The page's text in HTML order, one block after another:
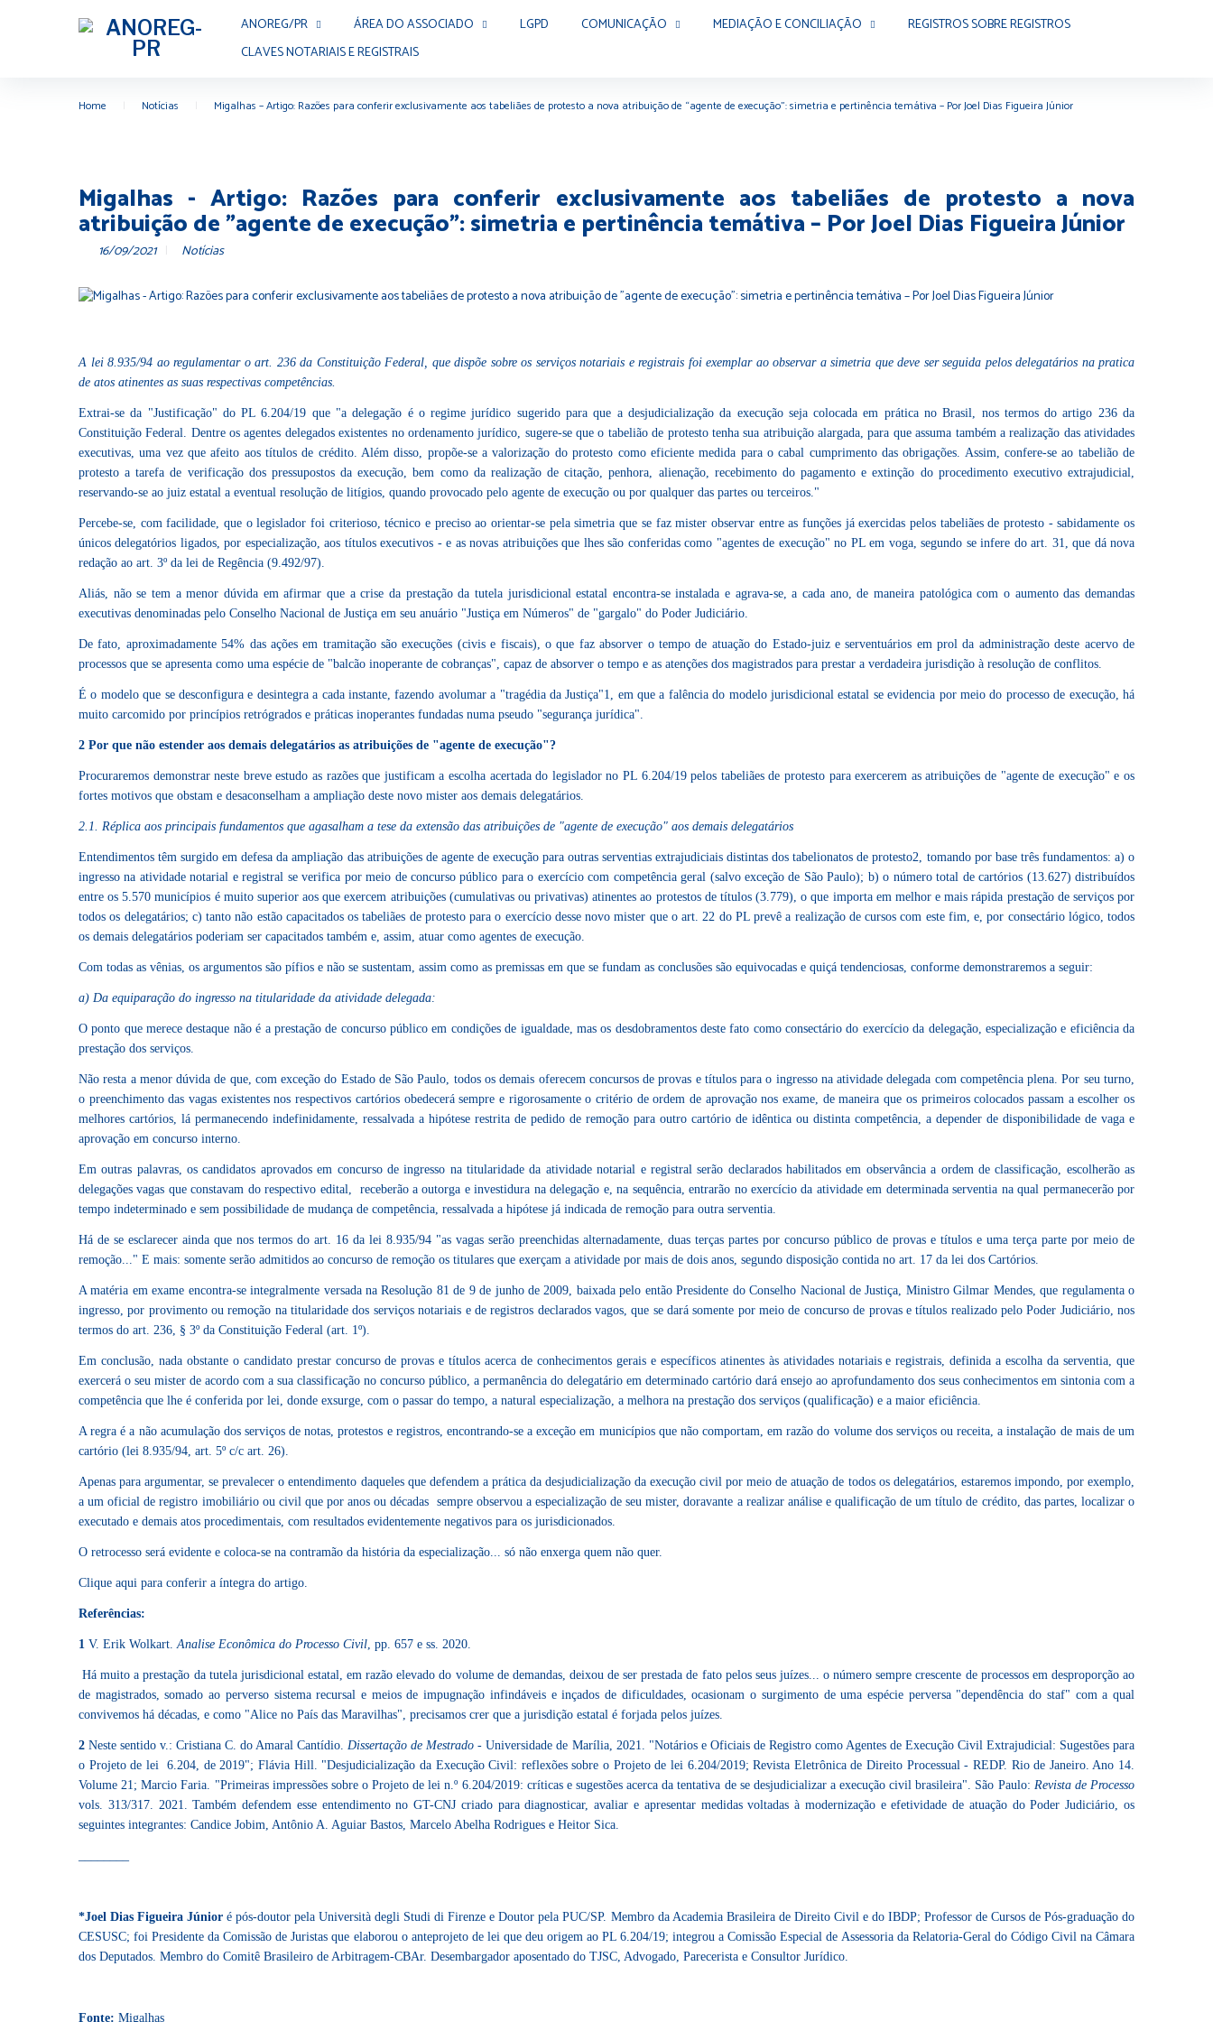
ANOREG/PR ÁREA DO ASSOCIADO LGPD COMUNICAÇÃO MEDIAÇÃO E CONCILIAÇÃO
REGISTROS SOBRE REGISTROS
CLAVES NOTARIAIS E REGISTRAIS
Home Notícias Migalhas – Artigo: Razões para conferir exclusivamente aos tabeliães de protesto a nova atribuição de “agente de execução”: simetria e pertinência temátiva – Por Joel Dias Figueira Júnior
Migalhas - Artigo: Razões para conferir exclusivamente aos tabeliães de protesto a nova
atribuição de "agente de execução": simetria e pertinência temátiva – Por Joel Dias Figueira Júnior
16/09/2021 Notícias
A lei 8.935/94 ao regulamentar o art. 236 da Constituição Federal, que dispõe sobre os serviços notariais e registrais foi exemplar ao observar a simetria que deve ser seguida pelos delegatários na pratica
de atos atinentes as suas respectivas competências.
Extrai-se da "Justificação" do PL 6.204/19 que "a delegação é o regime jurídico sugerido para que a desjudicialização da execução seja colocada em prática no Brasil, nos termos do artigo 236 da
Constituição Federal. Dentre os agentes delegados existentes no ordenamento jurídico, sugere-se que o tabelião de protesto tenha sua atribuição alargada, para que assuma também a realização das atividades
executivas, uma vez que afeito aos títulos de crédito. Além disso, propõe-se a valorização do protesto como eficiente medida para o cabal cumprimento das obrigações. Assim, confere-se ao tabelião de
protesto a tarefa de verificação dos pressupostos da execução, bem como da realização de citação, penhora, alienação, recebimento do pagamento e extinção do procedimento executivo extrajudicial,
reservando-se ao juiz estatal a eventual resolução de litígios, quando provocado pelo agente de execução ou por qualquer das partes ou terceiros."
Percebe-se, com facilidade, que o legislador foi criterioso, técnico e preciso ao orientar-se pela simetria que se faz mister observar entre as funções já exercidas pelos tabeliães de protesto - sabidamente os
únicos delegatórios ligados, por especialização, aos títulos executivos - e as novas atribuições que lhes são conferidas como "agentes de execução" no PL em voga, segundo se infere do art. 31, que dá nova
redação ao art. 3º da lei de Regência (9.492/97).
Aliás, não se tem a menor dúvida em afirmar que a crise da prestação da tutela jurisdicional estatal encontra-se instalada e agrava-se, a cada ano, de maneira patológica com o aumento das demandas
executivas denominadas pelo Conselho Nacional de Justiça em seu anuário "Justiça em Números" de "gargalo" do Poder Judiciário.
De fato, aproximadamente 54% das ações em tramitação são execuções (civis e fiscais), o que faz absorver o tempo de atuação do Estado-juiz e serventuários em prol da administração deste acervo de
processos que se apresenta como uma espécie de "balcão inoperante de cobranças", capaz de absorver o tempo e as atenções dos magistrados para prestar a verdadeira jurisdição à resolução de conflitos.
É o modelo que se desconfigura e desintegra a cada instante, fazendo avolumar a "tragédia da Justiça"1, em que a falência do modelo jurisdicional estatal se evidencia por meio do processo de execução, há
muito carcomido por princípios retrógrados e práticas inoperantes fundadas numa pseudo "segurança jurídica".
2 Por que não estender aos demais delegatários as atribuições de "agente de execução"?
Procuraremos demonstrar neste breve estudo as razões que justificam a escolha acertada do legislador no PL 6.204/19 pelos tabeliães de protesto para exercerem as atribuições de "agente de execução" e os
fortes motivos que obstam e desaconselham a ampliação deste novo mister aos demais delegatários.
2.1. Réplica aos principais fundamentos que agasalham a tese da extensão das atribuições de "agente de execução" aos demais delegatários
Entendimentos têm surgido em defesa da ampliação das atribuições de agente de execução para outras serventias extrajudiciais distintas dos tabelionatos de protesto2, tomando por base três fundamentos: a) o
ingresso na atividade notarial e registral se verifica por meio de concurso público para o exercício com competência geral (salvo exceção de São Paulo); b) o número total de cartórios (13.627) distribuídos
entre os 5.570 municípios é muito superior aos que exercem atribuições (cumulativas ou privativas) atinentes ao protestos de títulos (3.779), o que importa em melhor e mais rápida prestação de serviços por
todos os delegatários; c) tanto não estão capacitados os tabeliães de protesto para o exercício desse novo mister que o art. 22 do PL prevê a realização de cursos com este fim, e, por consectário lógico, todos
os demais delegatários poderiam ser capacitados também e, assim, atuar como agentes de execução.
Com todas as vênias, os argumentos são pífios e não se sustentam, assim como as premissas em que se fundam as conclusões são equivocadas e quiçá tendenciosas, conforme demonstraremos a seguir:
a) Da equiparação do ingresso na titularidade da atividade delegada:
O ponto que merece destaque não é a prestação de concurso público em condições de igualdade, mas os desdobramentos deste fato como consectário do exercício da delegação, especialização e eficiência da
prestação dos serviços.
Não resta a menor dúvida de que, com exceção do Estado de São Paulo, todos os demais oferecem concursos de provas e títulos para o ingresso na atividade delegada com competência plena. Por seu turno,
o preenchimento das vagas existentes nos respectivos cartórios obedecerá sempre e rigorosamente o critério de ordem de aprovação nos exame, de maneira que os primeiros colocados passam a escolher os
melhores cartórios, lá permanecendo indefinidamente, ressalvada a hipótese restrita de pedido de remoção para outro cartório de idêntica ou distinta competência, a depender de disponibilidade de vaga e
aprovação em concurso interno.
Em outras palavras, os candidatos aprovados em concurso de ingresso na titularidade da atividade notarial e registral serão declarados habilitados em observância a ordem de classificação, escolherão as
delegações vagas que constavam do respectivo edital, receberão a outorga e investidura na delegação e, na sequência, entrarão no exercício da atividade em determinada serventia na qual permanecerão por
tempo indeterminado e sem possibilidade de mudança de competência, ressalvada a hipótese já indicada de remoção para outra serventia.
Há de se esclarecer ainda que nos termos do art. 16 da lei 8.935/94 "as vagas serão preenchidas alternadamente, duas terças partes por concurso público de provas e títulos e uma terça parte por meio de
remoção..." E mais: somente serão admitidos ao concurso de remoção os titulares que exerçam a atividade por mais de dois anos, segundo disposição contida no art. 17 da lei dos Cartórios.
A matéria em exame encontra-se integralmente versada na Resolução 81 de 9 de junho de 2009, baixada pelo então Presidente do Conselho Nacional de Justiça, Ministro Gilmar Mendes, que regulamenta o
ingresso, por provimento ou remoção na titularidade dos serviços notariais e de registros declarados vagos, que se dará somente por meio de concurso de provas e títulos realizado pelo Poder Judiciário, nos
termos do art. 236, § 3º da Constituição Federal (art. 1º).
Em conclusão, nada obstante o candidato prestar concurso de provas e títulos acerca de conhecimentos gerais e específicos atinentes às atividades notariais e registrais, definida a escolha da serventia, que
exercerá o seu mister de acordo com a sua classificação no concurso público, a permanência do delegatário em determinado cartório dará ensejo ao aprofundamento dos seus conhecimentos em sintonia com a
competência que lhe é conferida por lei, donde exsurge, com o passar do tempo, a natural especialização, a melhora na prestação dos serviços (qualificação) e a maior eficiência.
A regra é a não acumulação dos serviços de notas, protestos e registros, encontrando-se a exceção em municípios que não comportam, em razão do volume dos serviços ou receita, a instalação de mais de um
cartório (lei 8.935/94, art. 5º c/c art. 26).
Apenas para argumentar, se prevalecer o entendimento daqueles que defendem a prática da desjudicialização da execução civil por meio de atuação de todos os delegatários, estaremos impondo, por exemplo,
a um oficial de registro imobiliário ou civil que por anos ou décadas sempre observou a especialização de seu mister, doravante a realizar análise e qualificação de um título de crédito, das partes, localizar o
executado e demais atos procedimentais, com resultados evidentemente negativos para os jurisdicionados.
O retrocesso será evidente e coloca-se na contramão da história da especialização... só não enxerga quem não quer.
Clique aqui para conferir a íntegra do artigo.
Referências:
1 V. Erik Wolkart.Analise Econômica do Processo Civil, pp. 657 e ss. 2020.
Há muito a prestação da tutela jurisdicional estatal, em razão elevado do volume de demandas, deixou de ser prestada de fato pelos seus juízes... o número sempre crescente de processos em desproporção ao
de magistrados, somado ao perverso sistema recursal e meios de impugnação infindáveis e inçados de dificuldades, ocasionam o surgimento de uma espécie perversa "dependência do staf" com a qual
convivemos há décadas, e como "Alice no País das Maravilhas", precisamos crer que a jurisdição estatal é forjada pelos juízes.
2 Neste sentido v.: Cristiana C. do Amaral Cantídio.Dissertação de Mestrado - Universidade de Marília, 2021. "Notários e Oficiais de Registro como Agentes de Execução Civil Extrajudicial: Sugestões para
o Projeto de lei 6.204, de 2019"; Flávia Hill. "Desjudicialização da Execução Civil: reflexões sobre o Projeto de lei 6.204/2019; Revista Eletrônica de Direito Processual - REDP. Rio de Janeiro. Ano 14.
Volume 21; Marcio Faria. "Primeiras impressões sobre o Projeto de lei n.º 6.204/2019: críticas e sugestões acerca da tentativa de se desjudicializar a execução civil brasileira". São Paulo: Revista de Processo
vols. 313/317. 2021. Também defendem esse entendimento no GT-CNJ criado para diagnosticar, avaliar e apresentar medidas voltadas à modernização e efetividade de atuação do Poder Judiciário, os
seguintes integrantes: Candice Jobim, Antônio A. Aguiar Bastos, Marcelo Abelha Rodrigues e Heitor Sica.
*Joel Dias Figueira Júnior é pós-doutor pela Università degli Studi di Firenze e Doutor pela PUC/SP. Membro da Academia Brasileira de Direito Civil e do IBDP; Professor de Cursos de Pós-graduação do
CESUSC; foi Presidente da Comissão de Juristas que elaborou o anteprojeto de lei que deu origem ao PL 6.204/19; integrou a Comissão Especial de Assessoria da Relatoria-Geral do Código Civil na Câmara
dos Deputados. Membro do Comitê Brasileiro de Arbitragem-CBAr. Desembargador aposentado do TJSC, Advogado, Parecerista e Consultor Jurídico.
Fonte: Migalhas